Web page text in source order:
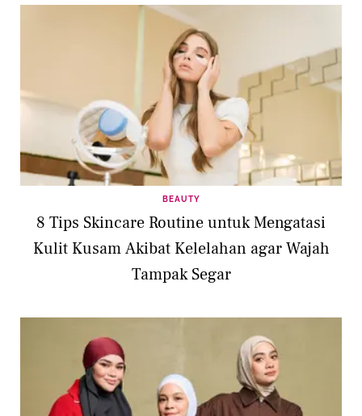
BEAUTY
8 Tips Skincare Routine untuk Mengatasi
Kulit Kusam Akibat Kelelahan agar Wajah
Tampak Segar